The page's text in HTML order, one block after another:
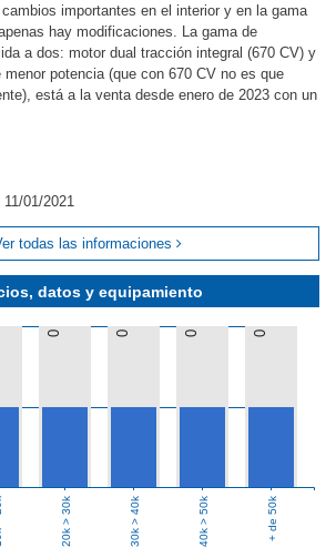
datos y equipamiento
0 0 0 0
20k > 30k 30k > 40k 40k > 50k + de 50k
importantes en el interior y en la gama
hay modificaciones. La gama de
a dos: motor dual tracción integral (670 CV) y
menor potencia (que con 670 CV no es que
está a la venta desde enero de 2023 con un
11/01/2021
todas las informaciones